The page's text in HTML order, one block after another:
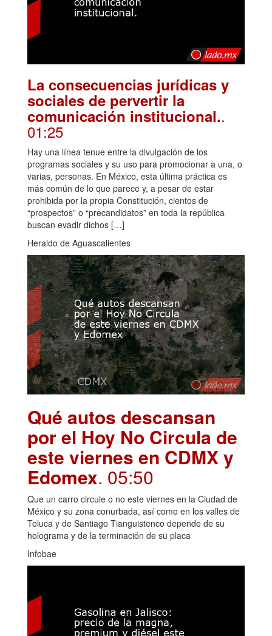
La consecuencias jurídicas y
sociales de pervertir la
comunicación institucional..
01:25
Hay una línea tenue entre la divulgación de los
programas sociales y su uso para promocionar a una, o
varias, personas. En México, esta última práctica es
más común de lo que parece y, a pesar de estar
prohibida por la propia Constitución, cientos de
“prospectos” o “precandidatos” en toda la república
buscan evadir dichos […]
Heraldo de Aguascalientes
Qué autos descansan
por el Hoy No Circula de
este viernes en CDMX y
Edomex. 05:50
Que un carro circule o no este viernes en la Ciudad de
México y su zona conurbada, así como en los valles de
Toluca y de Santiago Tianguistenco depende de su
holograma y de la terminación de su placa
Infobae